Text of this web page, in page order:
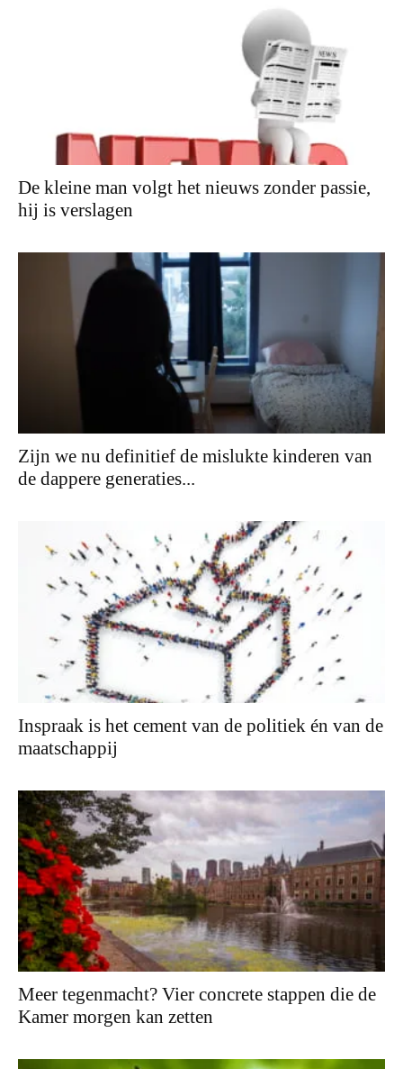
De kleine man volgt het nieuws zonder passie,
hij is verslagen
Zijn we nu definitief de mislukte kinderen van
de dappere generaties...
Inspraak is het cement van de politiek én van de
maatschappij
Meer tegenmacht? Vier concrete stappen die de
Kamer morgen kan zetten